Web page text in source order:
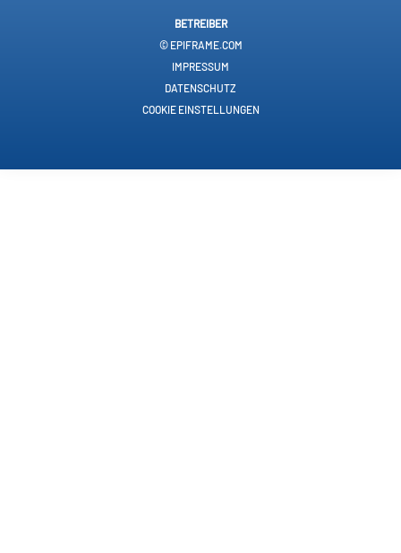
BETREIBER
© EPIFRAME.COM
IMPRESSUM
DATENSCHUTZ
COOKIE EINSTELLUNGEN